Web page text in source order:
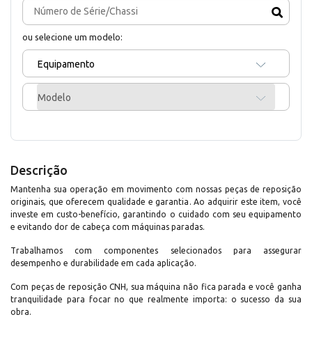
ou selecione um modelo:
Equipamento
Modelo
Descrição
Mantenha sua operação em movimento com nossas peças de reposição
originais, que oferecem qualidade e garantia. Ao adquirir este item, você
investe em custo-benefício, garantindo o cuidado com seu equipamento
e evitando dor de cabeça com máquinas paradas.
Trabalhamos com componentes selecionados para assegurar
desempenho e durabilidade em cada aplicação.
Com peças de reposição CNH, sua máquina não fica parada e você ganha
tranquilidade para focar no que realmente importa: o sucesso da sua
obra.